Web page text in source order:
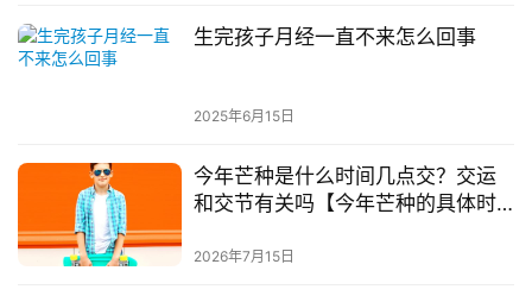
生完孩子月经一直不来怎么回事
2025年6月15日
今年芒种是什么时间几点交？交运
和交节有关吗【今年芒种的具体时
2026年7月15日